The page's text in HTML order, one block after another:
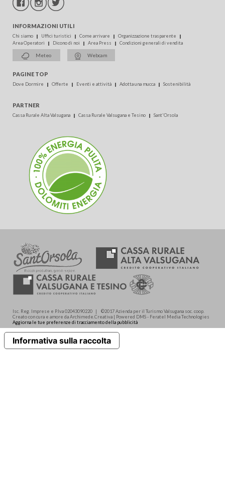
INFORMAZIONI UTILI
Chi siamo Uffici turistici Come arrivare
Organizzazione trasparente
Area Operatori
Dicono di noi Area Press Condizioni generali di vendita
Meteo Webcam
PAGINE TOP
Dove Dormire Offerte Eventi e attività Adotta una mucca Sostenibilità
PARTNER
Cassa Rurale Alta Valsugana Cassa Rurale Valsugana e Tesino Sant'Orsola
Isc. Reg. Imprese e P.Iva 02043090220 | ©2017 Azienda per il Turismo Valsugana soc. coop.
Creato con cura e amore da Archimede.Creativa | Powered DMS - Feratel Media Technologies
Aggiorna le tue preferenze di tracciamento della pubblicità
Informativa sulla raccolta